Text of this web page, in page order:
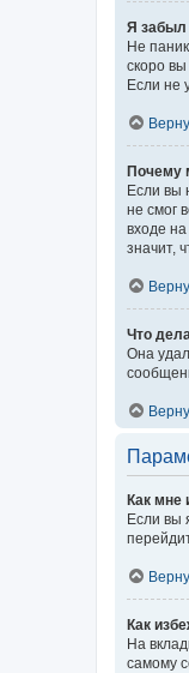
Я забыл
Не
скоро
Если не
Почему
Если вы
не смог
входе
значит,
Что
Она
Как мне
Если вы
Как
На
самому